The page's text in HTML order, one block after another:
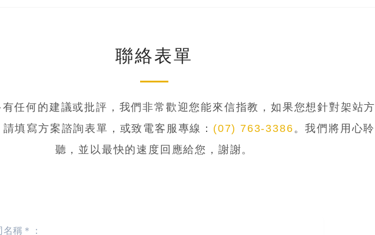
聯絡表單
任何的建議或批評，我們非常歡迎您能來信指教，如果您想針對架站方
填寫方案諮詢表單，或致電客服專線： (07) 763-3386。我們將用心聆
聽，並以最快的速度回應給您，謝謝。